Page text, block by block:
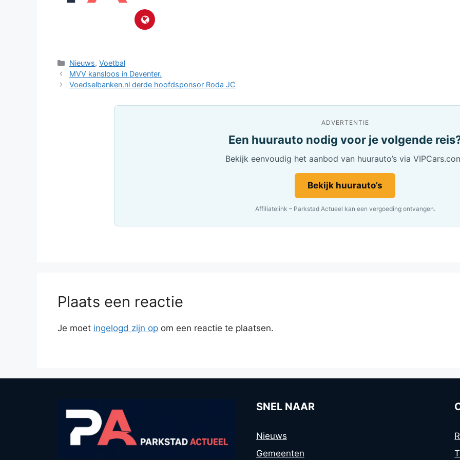
Categorieën
Nieuws,Voetbal
MVV kansloos in Deventer.
Voedselbanken.nl derde hoofdsponsor Roda JC
ADVERTENTIE
Een huurauto nodig voor je volgende
Bekijk eenvoudig het aanbod van huurauto’s via
Bekijk huurauto’s
Affiliatelink – Parkstad Actueel kan een vergoeding ontvangen.
Plaats een reactie
Je moet ingelogd zijn op om een reactie te plaatsen.
SNEL NAAR
Nieuws
Gemeenten